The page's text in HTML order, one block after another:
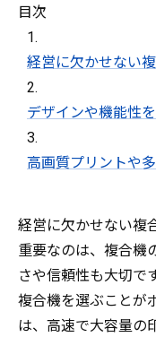
目次
経営に欠かせない
デザインや機能性
高画質プリントや
経営に欠かせない複
重要なのは、複合機
さや信頼性も大切で
複合機を選ぶことが
は、高速で大容量の